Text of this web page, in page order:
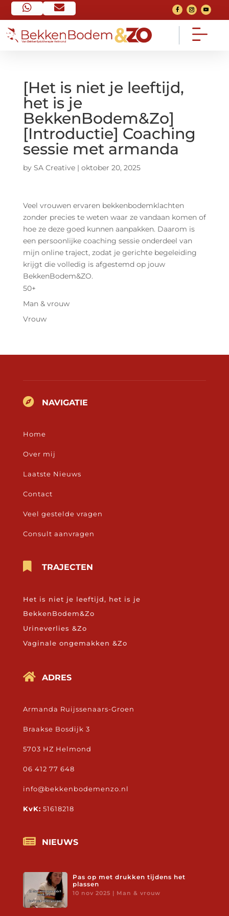
 
 FAQ
Veel gestelde vragen

Mijn verhaal
 Voorwaarden
Algemeen
 Het traject
Bekijk het traject
[Het is niet je leeftijd,
het is je
BekkenBodem&Zo]
[Introductie] Coaching
sessie met armanda
by SA Creative| oktober 20, 2025
Veel vrouwen ervaren bekkenbodemklachten
zonder precies te weten waar ze vandaan komen of
hoe ze deze goed kunnen aanpakken. Daarom is
een persoonlijke coaching sessie onderdeel van
mijn online traject, zodat je gerichte begeleiding
krijgt die volledig is afgestemd op jouw
BekkenBodem&ZO.
50+
Man & vrouw
Vrouw
 NAVIGATIE
Home
Over mij
Laatste Nieuws
Contact
Veel gestelde vragen
Consult aanvragen
TRAJECTEN
Het is niet je leeftijd, het is je
BekkenBodem&Zo
Urineverlies &Zo
Vaginale ongemakken &Zo
 ADRES
Armanda Ruijssenaars-Groen
Braakse Bosdijk 3
5703 HZ Helmond
06 412 77 648
info@bekkenbodemenzo.nl
KvK: 51618218
 NIEUWS
Pas op met drukken tijdens het
plassen
10 nov 2025 | Man & vrouw